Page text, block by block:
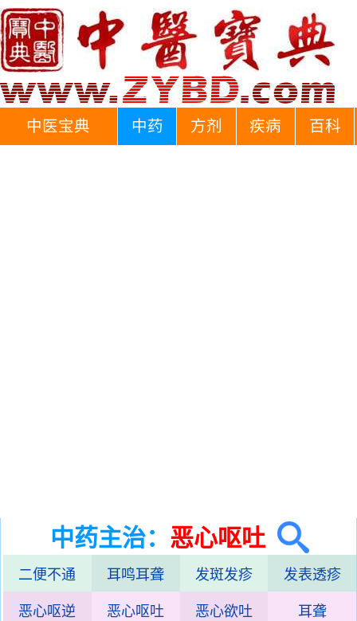
中医宝典 中药 方剂 疾病 百科
中药主治： 恶心呕吐
二便不通 耳鸣耳聋 发斑发疹 发表透疹
恶心呕逆 恶心呕吐 恶心欲吐 耳聋